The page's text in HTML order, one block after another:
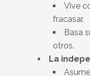
Vive
fracasar.
Basa
otros.
La